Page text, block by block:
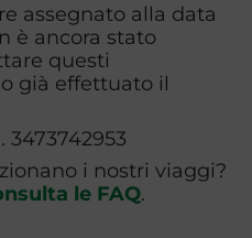
assegnato alla data
è ancora stato
questi
già effettuato il
3473742953
i nostri viaggi?
le FAQ.